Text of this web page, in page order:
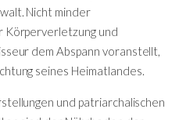
Nicht minder
Körperverletzung und
dem Abspann voranstellt,
seines Heimatlandes.
und patriarchalischen